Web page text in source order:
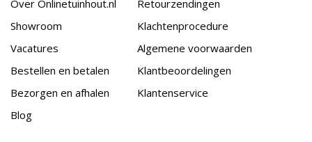
Over Onlinetuinhout.nl
Showroom
Vacatures
Bestellen en betalen
Bezorgen en afhalen
Blog
Retourzendingen
Klachtenprocedure
Algemene voorwaarden
Klantbeoordelingen
Klantenservice